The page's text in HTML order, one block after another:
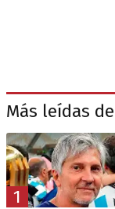
Más leídas
1